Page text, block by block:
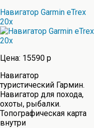
Навигатор Garmin eTrex
20x
Цена: 15590 р
Навигатор
туристический Гармин.
Навигатор для похода,
охоты, рыбалки.
Топографическая карта
внутри